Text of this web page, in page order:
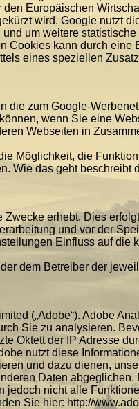
Europäischen
wird. Google nutzt
um weitere
Cookies kann durch eine
eines speziellen
die zum Google-
wenn Sie eine
Webseiten in
Möglichkeit, die
Wie das geht beschreibt
erhebt. Dies erfolgt
und vor der
Einfluss auf die
dem Betreiber der
(„Adobe“). Adobe
Sie zu analysieren.
Oktett der IP Adresse
nutzt diese
und dazu dienen,
Daten
nicht alle
Sie hier: http://